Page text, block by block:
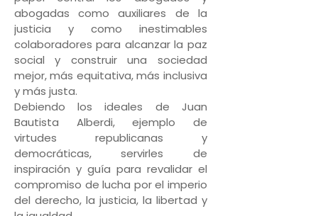
abogadas como auxiliares de la
justicia y como inestimables
colaboradores para alcanzar la paz
social y construir una sociedad
mejor, más equitativa, más inclusiva
y más justa.
Debiendo los ideales de Juan
Bautista Alberdi, ejemplo de
virtudes republicanas y
democráticas, servirles de
inspiración y guía para revalidar el
compromiso de lucha por el imperio
del derecho, la justicia, la libertad y